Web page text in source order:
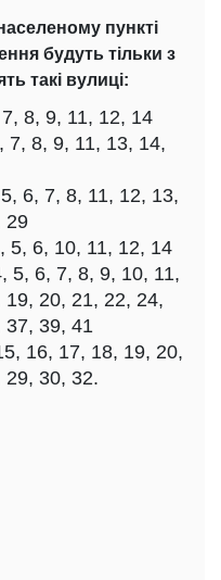
пункті
будуть тільки з
такі вулиці:
8, 9, 11, 12, 14
7, 8, 9, 11, 13, 14,
6, 7, 8, 11, 12, 13,
29
5, 6, 10, 11, 12, 14
5, 6, 7, 8, 9, 10, 11,
20, 21, 22, 24,
37, 39, 41
16, 17, 18, 19, 20,
29, 30, 32.